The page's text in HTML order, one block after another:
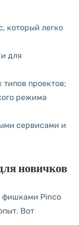
который легко
для
проектов;
режима
сервисами и
новичков
фишками Pinco
Вот